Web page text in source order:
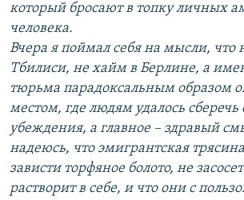
который бросают в топку личных
человека.
Вчера я поймал себя на мысли, что
Тбилиси, не хайм в Берлине, а
тюрьма парадоксальным образом
местом, где людям удалось сберечь
убеждения, а главное – здравый
надеюсь, что эмигрантская
зависти торфяное болото, не
растворит в себе, и что они с